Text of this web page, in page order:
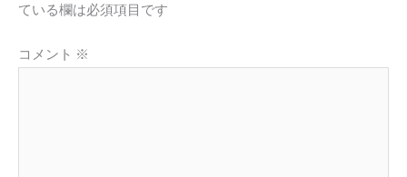
ている欄は必須項目です
コメント ※